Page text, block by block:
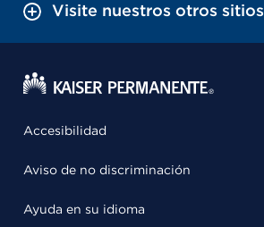
Visite nuestros otros sitios
Accesibilidad
Aviso de no discriminación
Ayuda en su idioma